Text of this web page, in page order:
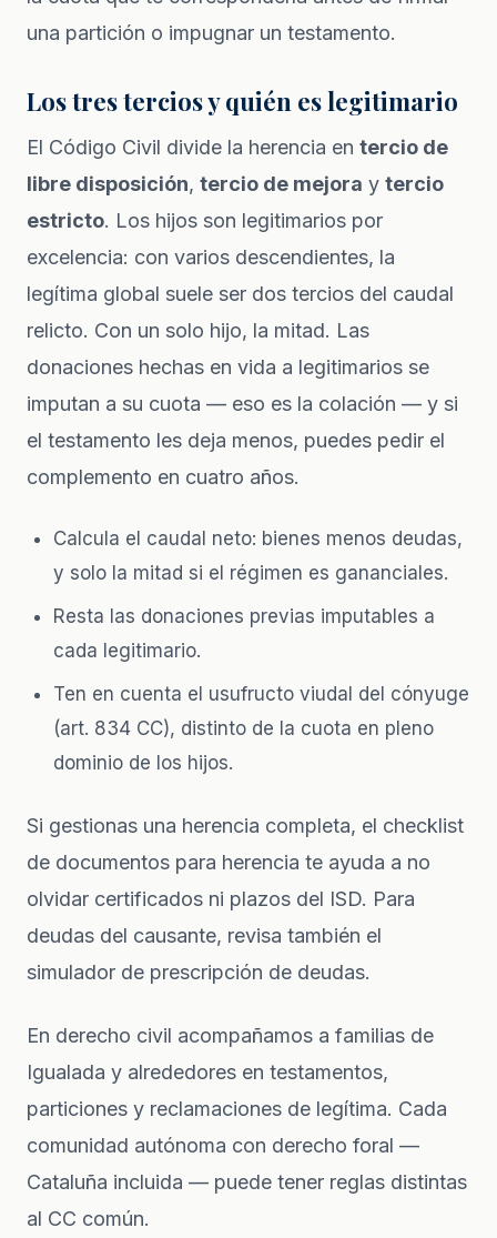
una partición o impugnar un testamento.
Los tres tercios y quién es legitimario
El Código Civil divide la herencia en tercio de
libre disposición, tercio de mejora y tercio
estricto. Los hijos son legitimarios por
excelencia: con varios descendientes, la
legítima global suele ser dos tercios del caudal
relicto. Con un solo hijo, la mitad. Las
donaciones hechas en vida a legitimarios se
imputan a su cuota — eso es la colación — y si
el testamento les deja menos, puedes pedir el
complemento en cuatro años.
Calcula el caudal neto: bienes menos deudas,
y solo la mitad si el régimen es gananciales.
Resta las donaciones previas imputables a
cada legitimario.
Ten en cuenta el usufructo viudal del cónyuge
(art. 834 CC), distinto de la cuota en pleno
dominio de los hijos.
Si gestionas una herencia completa, el checklist
de documentos para herencia te ayuda a no
olvidar certificados ni plazos del ISD. Para
deudas del causante, revisa también el
simulador de prescripción de deudas.
En derecho civil acompañamos a familias de
Igualada y alrededores en testamentos,
particiones y reclamaciones de legítima. Cada
comunidad autónoma con derecho foral —
Cataluña incluida — puede tener reglas distintas
al CC común.